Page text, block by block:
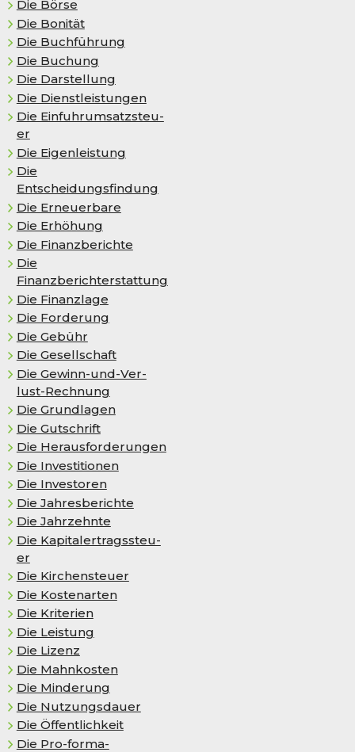
Die Börse
Die Bo­ni­tät
Die Buchführung
Die Buchung
Die Darstellung
Die Dienstleistungen
Die Ein­fuhr­um­satz­steu­
er
Die Ei­gen­leis­tung
Die
Entscheidungsfindung
Die Erneuerbare
Die Er­hö­hung
Die Finanzberichte
Die
Finanzberichterstattung
Die Finanzlage
Die Forderung
Die Gebühr
Die Gesellschaft
Die Ge­winn-und-Ver­
lust-Rech­nung
Die Grundlagen
Die Gutschrift
Die Herausforderungen
Die Investitionen
Die Investoren
Die Jahresberichte
Die Jahrzehnte
Die Ka­pi­tal­er­trags­steu­
er
Die Kir­chen­steu­er
Die Kostenarten
Die Kriterien
Die Leistung
Die Lizenz
Die Mahnkosten
Die Minderung
Die Nutzungsdauer
Die Öffentlichkeit
Die Pro-forma-